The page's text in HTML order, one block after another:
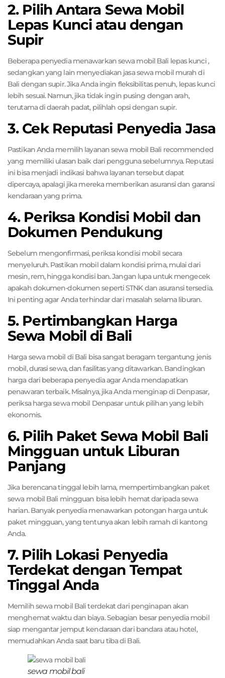
2. Pilih Antara Sewa Mobil
Lepas Kunci atau dengan
Supir
Beberapa penyedia menawarkan sewa mobil Bali lepas kunci ,
sedangkan yang lain menyediakan jasa sewa mobil murah di
Bali dengan supir. Jika Anda ingin fleksibilitas penuh, lepas kunci
lebih sesuai. Namun, jika tidak ingin pusing dengan arah,
terutama di daerah padat, pilihlah opsi dengan supir.
3. Cek Reputasi Penyedia Jasa
Pastikan Anda memilih layanan sewa mobil Bali recommended
yang memiliki ulasan baik dari pengguna sebelumnya. Reputasi
ini bisa menjadi indikasi bahwa layanan tersebut dapat
dipercaya, apalagi jika mereka memberikan asuransi dan garansi
kendaraan yang prima.
4. Periksa Kondisi Mobil dan
Dokumen Pendukung
Sebelum mengonfirmasi, periksa kondisi mobil secara
menyeluruh. Pastikan mobil dalam kondisi prima, mulai dari
mesin, rem, hingga kondisi ban. Jangan lupa untuk mengecek
apakah dokumen-dokumen seperti STNK dan asuransi tersedia.
Ini penting agar Anda terhindar dari masalah selama liburan.
5. Pertimbangkan Harga
Sewa Mobil di Bali
Harga sewa mobil di Bali bisa sangat beragam tergantung jenis
mobil, durasi sewa, dan fasilitas yang ditawarkan. Bandingkan
harga dari beberapa penyedia agar Anda mendapatkan
penawaran terbaik. Misalnya, jika Anda menginap di Denpasar,
periksa harga sewa mobil Denpasar untuk pilihan yang lebih
ekonomis.
6. Pilih Paket Sewa Mobil Bali
Mingguan untuk Liburan
Panjang
Jika berencana tinggal lebih lama, mempertimbangkan paket
sewa mobil Bali mingguan bisa lebih hemat daripada sewa
harian. Banyak penyedia menawarkan potongan harga untuk
paket mingguan, yang tentunya akan lebih ramah di kantong
Anda.
7. Pilih Lokasi Penyedia
Terdekat dengan Tempat
Tinggal Anda
Memilih sewa mobil Bali terdekat dari penginapan akan
menghemat waktu dan biaya. Sebagian besar penyedia mobil
siap mengantar jemput kendaraan dari bandara atau hotel,
memudahkan Anda saat baru tiba di Bali.
sewa mobil bali